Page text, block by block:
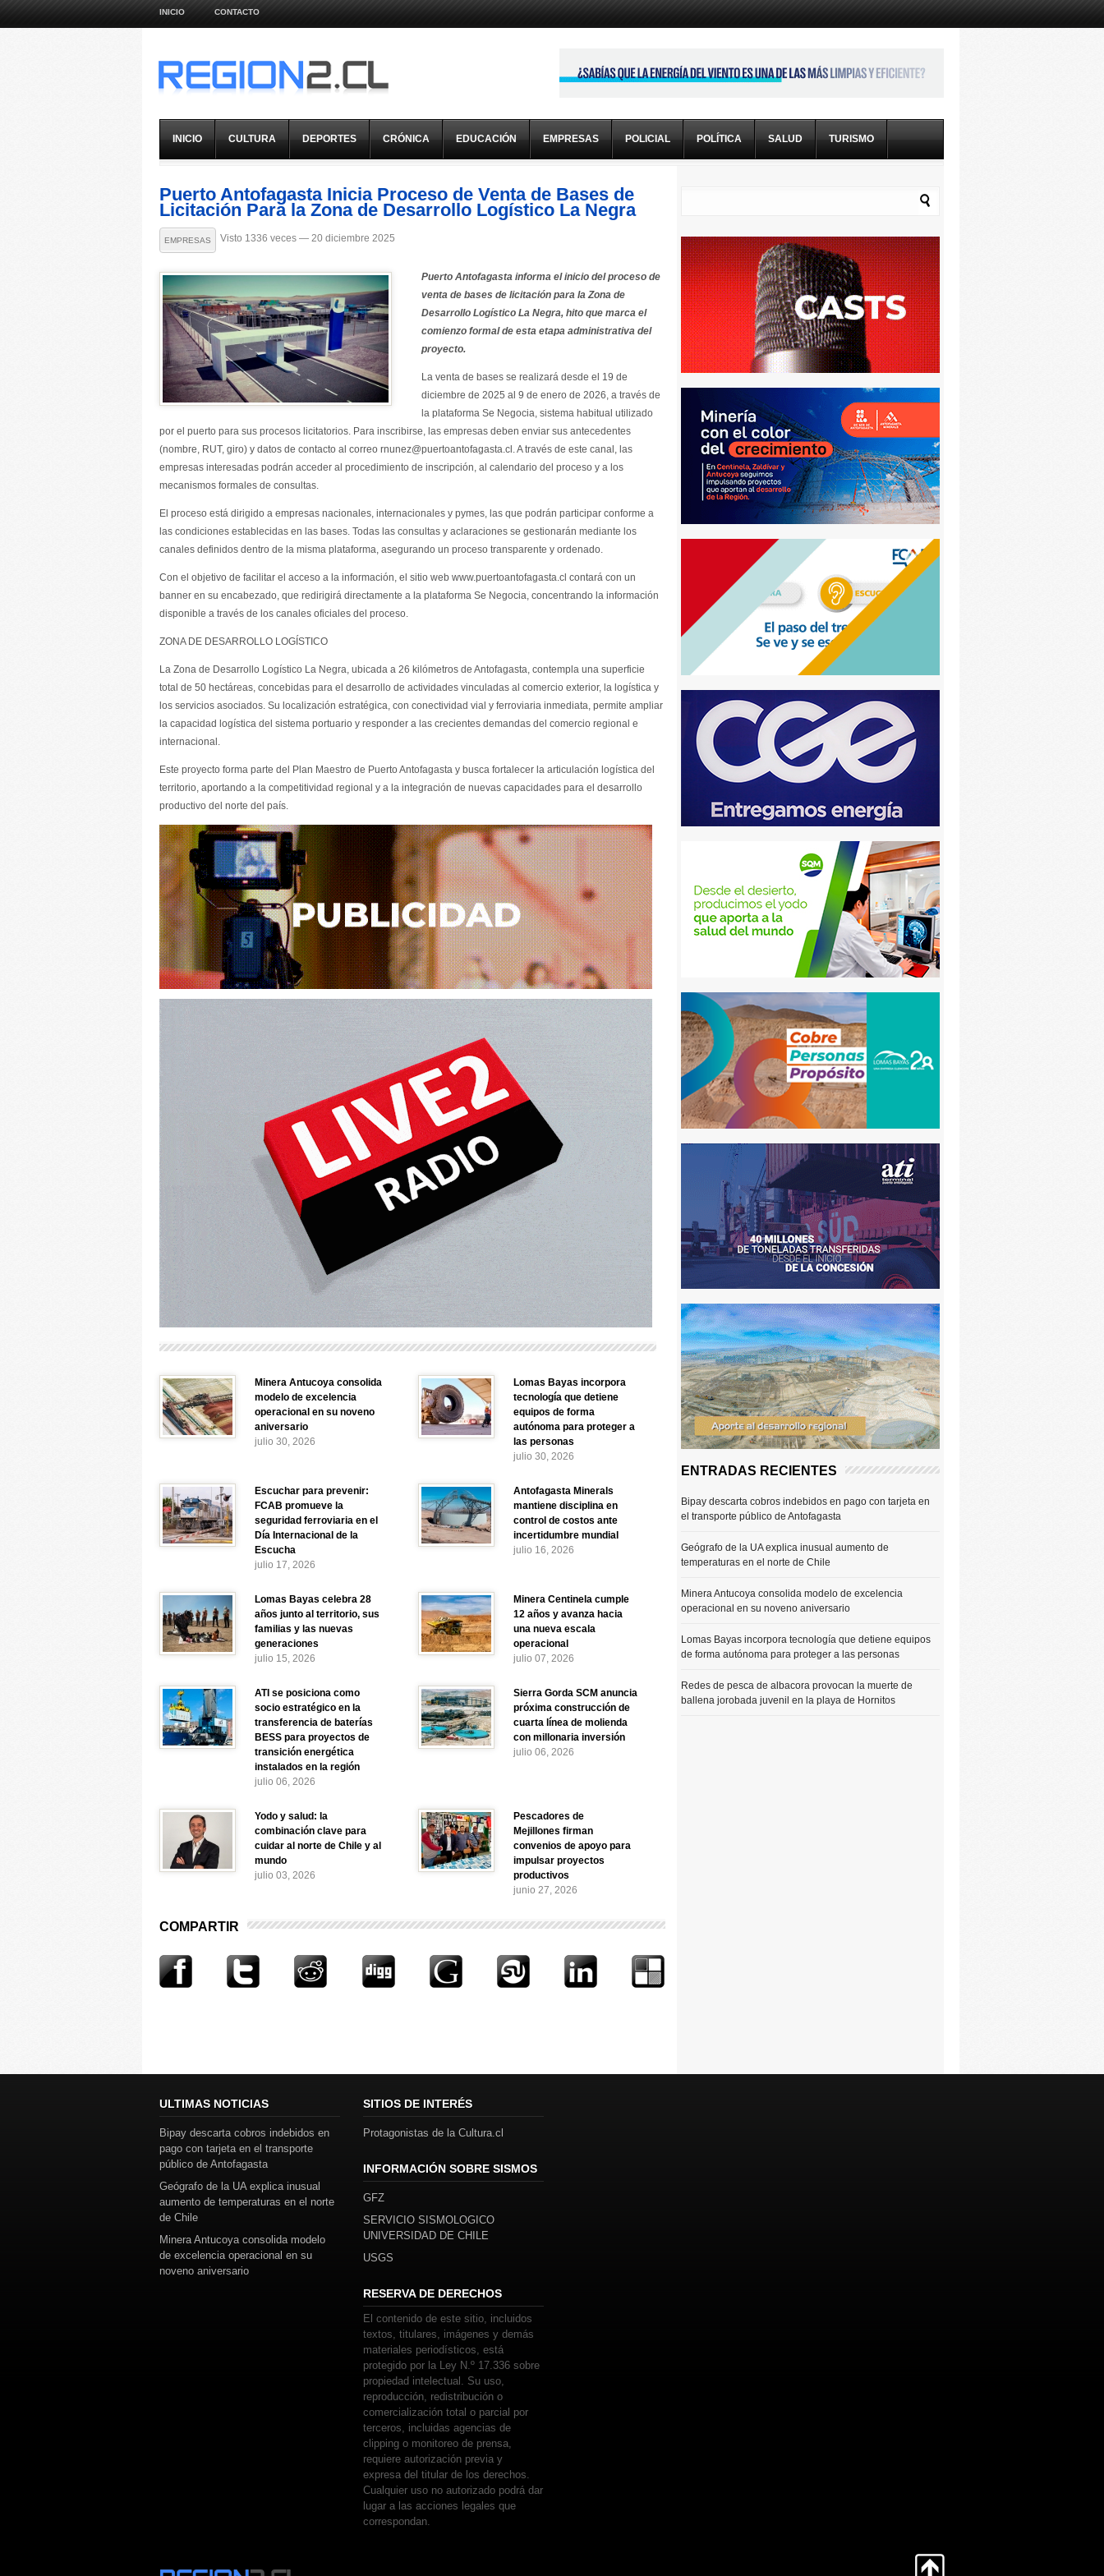
INICIO CONTACTO
INICIO CULTURA DEPORTES CRÓNICA EDUCACIÓN EMPRESAS POLICIAL POLÍTICA SALUD TURISMO
Puerto Antofagasta Inicia Proceso de Venta de Bases de
Licitación Para la Zona de Desarrollo Logístico La Negra
EMPRESAS Visto 1336 veces — 20 diciembre 2025
Puerto Antofagasta informa el inicio del proceso de
venta de bases de licitación para la Zona de
Desarrollo Logístico La Negra, hito que marca el
comienzo formal de esta etapa administrativa del
proyecto.
La venta de bases se realizará desde el 19 de
diciembre de 2025 al 9 de enero de 2026, a través de
la plataforma Se Negocia, sistema habitual utilizado
por el puerto para sus procesos licitatorios. Para inscribirse, las empresas deben enviar sus antecedentes
(nombre, RUT, giro) y datos de contacto al correo rnunez@puertoantofagasta.cl. A través de este canal, las
empresas interesadas podrán acceder al procedimiento de inscripción, al calendario del proceso y a los
mecanismos formales de consultas.
El proceso está dirigido a empresas nacionales, internacionales y pymes, las que podrán participar conforme a
las condiciones establecidas en las bases. Todas las consultas y aclaraciones se gestionarán mediante los
canales definidos dentro de la misma plataforma, asegurando un proceso transparente y ordenado.
Con el objetivo de facilitar el acceso a la información, el sitio web www.puertoantofagasta.cl contará con un
banner en su encabezado, que redirigirá directamente a la plataforma Se Negocia, concentrando la información
disponible a través de los canales oficiales del proceso.
ZONA DE DESARROLLO LOGÍSTICO
La Zona de Desarrollo Logístico La Negra, ubicada a 26 kilómetros de Antofagasta, contempla una superficie
total de 50 hectáreas, concebidas para el desarrollo de actividades vinculadas al comercio exterior, la logística y
los servicios asociados. Su localización estratégica, con conectividad vial y ferroviaria inmediata, permite ampliar
la capacidad logística del sistema portuario y responder a las crecientes demandas del comercio regional e
internacional.
Este proyecto forma parte del Plan Maestro de Puerto Antofagasta y busca fortalecer la articulación logística del
territorio, aportando a la competitividad regional y a la integración de nuevas capacidades para el desarrollo
productivo del norte del país.
Minera Antucoya consolida
modelo de excelencia
operacional en su noveno
aniversario
julio 30, 2026
Lomas Bayas incorpora
tecnología que detiene
equipos de forma
autónoma para proteger a
las personas
julio 30, 2026
Escuchar para prevenir:
FCAB promueve la
seguridad ferroviaria en el
Día Internacional de la
Escucha
julio 17, 2026
Antofagasta Minerals
mantiene disciplina en
control de costos ante
incertidumbre mundial
julio 16, 2026
Lomas Bayas celebra 28
años junto al territorio, sus
familias y las nuevas
generaciones
julio 15, 2026
Minera Centinela cumple
12 años y avanza hacia
una nueva escala
operacional
julio 07, 2026
ATI se posiciona como
socio estratégico en la
transferencia de baterías
BESS para proyectos de
transición energética
instalados en la región
julio 06, 2026
Sierra Gorda SCM anuncia
próxima construcción de
cuarta línea de molienda
con millonaria inversión
julio 06, 2026
Yodo y salud: la
combinación clave para
cuidar al norte de Chile y al
mundo
julio 03, 2026
Pescadores de
Mejillones firman
convenios de apoyo para
impulsar proyectos
productivos
junio 27, 2026
COMPARTIR
ENTRADAS RECIENTES
Bipay descarta cobros indebidos en pago con tarjeta en
el transporte público de Antofagasta
Geógrafo de la UA explica inusual aumento de
temperaturas en el norte de Chile
Minera Antucoya consolida modelo de excelencia
operacional en su noveno aniversario
Lomas Bayas incorpora tecnología que detiene equipos
de forma autónoma para proteger a las personas
Redes de pesca de albacora provocan la muerte de
ballena jorobada juvenil en la playa de Hornitos
ULTIMAS NOTICIAS
Bipay descarta cobros indebidos en
pago con tarjeta en el transporte
público de Antofagasta
Geógrafo de la UA explica inusual
aumento de temperaturas en el norte
de Chile
Minera Antucoya consolida modelo
de excelencia operacional en su
noveno aniversario
SITIOS DE INTERÉS
Protagonistas de la Cultura.cl
INFORMACIÓN SOBRE SISMOS
GFZ
SERVICIO SISMOLOGICO
UNIVERSIDAD DE CHILE
USGS
RESERVA DE DERECHOS
El contenido de este sitio, incluidos
textos, titulares, imágenes y demás
materiales periodísticos, está
protegido por la Ley N.º 17.336 sobre
propiedad intelectual. Su uso,
reproducción, redistribución o
comercialización total o parcial por
terceros, incluidas agencias de
clipping o monitoreo de prensa,
requiere autorización previa y
expresa del titular de los derechos.
Cualquier uso no autorizado podrá dar
lugar a las acciones legales que
correspondan.